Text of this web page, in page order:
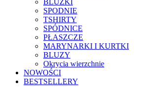
SPODNIE
TSHIRTY
SPÓDNICE
PŁASZCZE
MARYNARKI I KURTKI
BLUZY
Okrycia wierzchnie
NOWOŚCI
BESTSELLERY